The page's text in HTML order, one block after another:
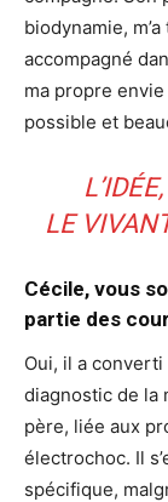
biodynamie,
accompagné
ma propre
possible et
LE
Cécile, vous
partie des
Oui, il a converti
diagnostic de la
père, liée aux
électrochoc. Il
spécifique,